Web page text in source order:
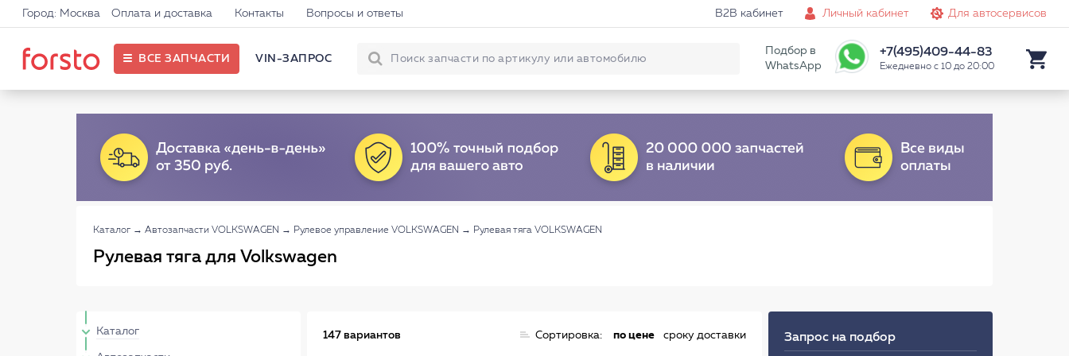
Город: Москва Оплата и доставка Контакты Вопросы и ответы B2B кабинет Личный кабинет Для автосервисов
ВСЕ ЗАПЧАСТИ VIN-ЗАПРОС
Подбор в
WhatsApp
+7(495)409-44-83
Ежедневно с 10 до 20:00
Каталог → Автозапчасти VOLKSWAGEN → Рулевое управление VOLKSWAGEN → Рулевая тяга VOLKSWAGEN
Рулевая тяга для Volkswagen
Каталог 147 вариантов Сортировка: по цене сроку доставки Запрос на подбор